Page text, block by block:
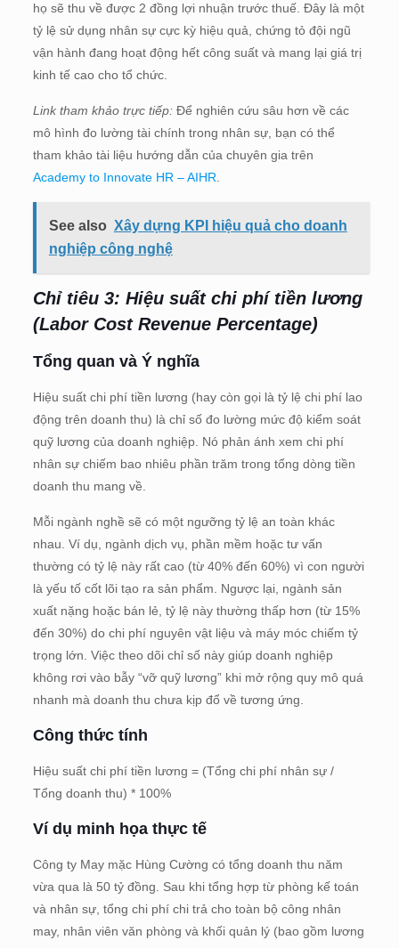
họ sẽ thu về được 2 đồng lợi nhuận trước thuế. Đây là một
tỷ lệ sử dụng nhân sự cực kỳ hiệu quả, chứng tỏ đội ngũ
vận hành đang hoạt động hết công suất và mang lại giá trị
kinh tế cao cho tổ chức.
Link tham khảo trực tiếp:Để nghiên cứu sâu hơn về các
mô hình đo lường tài chính trong nhân sự, bạn có thể
tham khảo tài liệu hướng dẫn của chuyên gia trên
Academy to Innovate HR – AIHR
See also Xây dựng KPI hiệu quả cho doanh
nghiệp công nghệ
Chỉ tiêu 3: Hiệu suất chi phí tiền lương
(Labor Cost Revenue Percentage)
Tổng quan và Ý nghĩa
Hiệu suất chi phí tiền lương (hay còn gọi là tỷ lệ chi phí lao
động trên doanh thu) là chỉ số đo lường mức độ kiểm soát
quỹ lương của doanh nghiệp. Nó phản ánh xem chi phí
nhân sự chiếm bao nhiêu phần trăm trong tổng dòng tiền
doanh thu mang về.
Mỗi ngành nghề sẽ có một ngưỡng tỷ lệ an toàn khác
nhau. Ví dụ, ngành dịch vụ, phần mềm hoặc tư vấn
thường có tỷ lệ này rất cao (từ 40% đến 60%) vì con người
là yếu tố cốt lõi tạo ra sản phẩm. Ngược lại, ngành sản
xuất nặng hoặc bán lẻ, tỷ lệ này thường thấp hơn (từ 15%
đến 30%) do chi phí nguyên vật liệu và máy móc chiếm tỷ
trọng lớn. Việc theo dõi chỉ số này giúp doanh nghiệp
không rơi vào bẫy “vỡ quỹ lương” khi mở rộng quy mô quá
nhanh mà doanh thu chưa kịp đổ về tương ứng.
Công thức tính
Hiệu suất chi phí tiền lương = (Tổng chi phí nhân sự /
Tổng doanh thu) * 100%
Ví dụ minh họa thực tế
Công ty May mặc Hùng Cường có tổng doanh thu năm
vừa qua là 50 tỷ đồng. Sau khi tổng hợp từ phòng kế toán
và nhân sự, tổng chi phí chi trả cho toàn bộ công nhân
may, nhân viên văn phòng và khối quản lý (bao gồm lương